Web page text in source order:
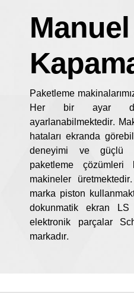
Paketleme
Her bir ayar
ayarlanabilmektedir.
hataları ekranda
deneyimi ve güçlü
paketleme
makineler
marka piston
dokunmatik ekran
elektronik parçalar
markadır.